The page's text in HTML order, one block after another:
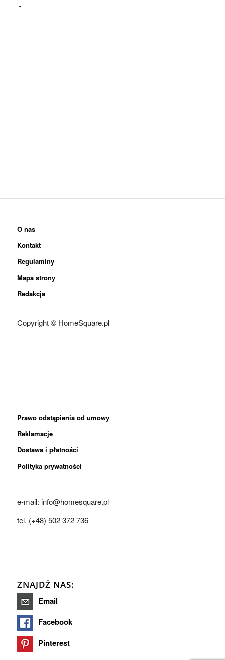
O nas
Kontakt
Regulaminy
Mapa strony
Redakcja
Copyright © HomeSquare.pl
Prawo odstąpienia od umowy
Reklamacje
Dostawa i płatności
Polityka prywatności
e-mail: info@homesquare.pl
tel. (+48) 502 372 736
ZNAJDŹ NAS:
Email
Facebook
Pinterest